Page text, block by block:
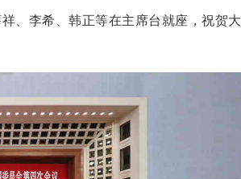
、李希、韩正等在主席台就座，祝贺大